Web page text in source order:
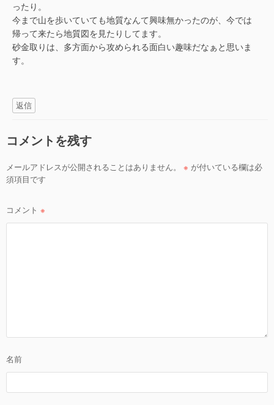
ったり。
今まで山を歩いていても地質なんて興味無かったのが、今では
帰って来たら地質図を見たりしてます。
砂金取りは、多方面から攻められる面白い趣味だなぁと思いま
す。
返信
コメントを残す
メールアドレスが公開されることはありません。 ※ が付いている欄は必
須項目です
コメント ※
名前